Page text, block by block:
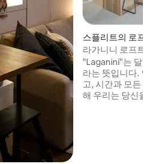
스플리트의 로프트
라가니니 로프트 -
트
"Laganini"는 달마
라는 뜻입니다. 인
고, 시간과 모든 의
해 우리는 당신을